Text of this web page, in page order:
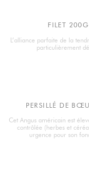
FILET
L’alliance parfaite de la
particulièrement
PERSILLÉ DE
Cet Angus américain est
contrôlée (herbes et
urgence pour son